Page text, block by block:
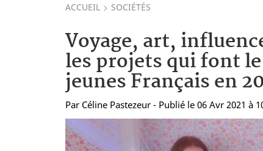
ACCUEIL SOCIÉTÉS
Voyage, art,
les projets qui font
jeunes Français en
Par Céline Pastezeur - Publié le 06 Avr 2021 à